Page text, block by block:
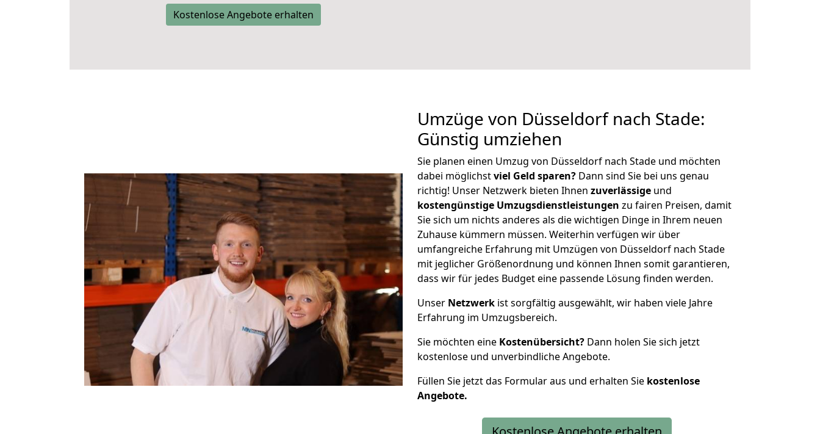
Kostenlose Angebote erhalten
Umzüge von Düsseldorf nach Stade:
Günstig umziehen
Sie planen einen Umzug von Düsseldorf nach Stade und möchten
dabei möglichstviel Geld sparen? Dann sind Sie bei uns genau
richtig! Unser Netzwerk bieten Ihnen zuverlässige und
kostengünstige Umzugsdienstleistungen zu fairen Preisen, damit
Sie sich um nichts anderes als die wichtigen Dinge in Ihrem neuen
Zuhause kümmern müssen. Weiterhin verfügen wir über
umfangreiche Erfahrung mit Umzügen von Düsseldorf nach Stade
mit jeglicher Größenordnung und können Ihnen somit garantieren,
dass wir für jedes Budget eine passende Lösung finden werden.
Unser Netzwerk ist sorgfältig ausgewählt, wir haben viele Jahre
Erfahrung im Umzugsbereich.
Sie möchten eine Kostenübersicht? Dann holen Sie sich jetzt
kostenlose und unverbindliche Angebote.
Füllen Sie jetzt das Formular aus und erhalten Sie kostenlose
Angebote.